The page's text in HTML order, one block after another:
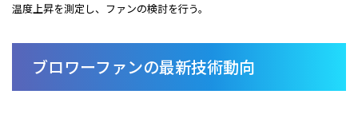
温度上昇を測定し、ファンの検討を行う。
ブロワーファンの最新技術動向